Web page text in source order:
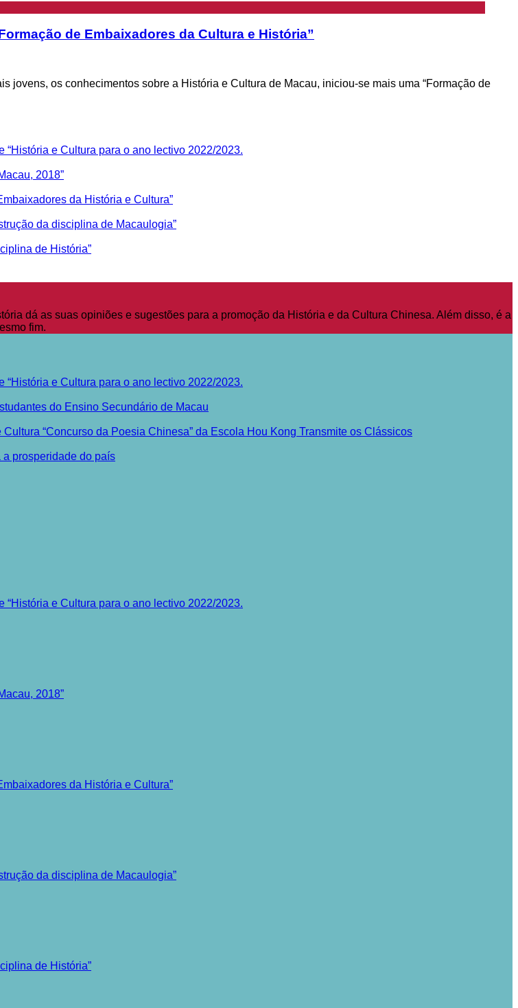
de Embaixadores da Cultura e História”
jovens, os conhecimentos sobre a História e Cultura de Macau, iniciou-se mais uma “Formação de
e Cultura para o ano lectivo 2022/2023.
2018”
da História e Cultura”
da disciplina de Macaulogia”
de História”
dá as suas opiniões e sugestões para a promoção da História e da Cultura Chinesa. Além disso, é a
fim.
e Cultura para o ano lectivo 2022/2023.
do Ensino Secundário de Macau
“Concurso da Poesia Chinesa” da Escola Hou Kong Transmite os Clássicos
prosperidade do país
e Cultura para o ano lectivo 2022/2023.
2018”
da História e Cultura”
da disciplina de Macaulogia”
de História”